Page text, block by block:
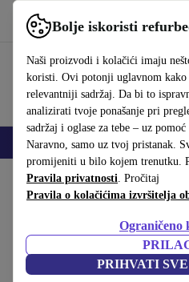
Bolje iskoristi
Naši proizvodi i kolačići imaju
koristi. Ovi potonji uglavnom
relevantniji sadržaj. Da bi to
analizirati tvoje ponašanje pri
sadržaj i oglase za tebe – uz
Naravno, samo uz tvoj pristanak.
promijeniti u bilo kojem trenutku.
Pravila privatnosti. Pročitaj
Pravila o kolačićima izvršitelja
Ograničeno
PRIHVATI
Koristi refurbed brzo i jednostavno
Mobiteli Prijenosna računala
Početna stranica Proizvodi Kućanstvo
Togo fotelja Pull-Up-
Smeđa
(Prikupljanje recenzija)